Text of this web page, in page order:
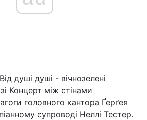
душі душі - вічнозелені
Концерт між стінами
головного кантора Ґерґея
супроводі Неллі Тестер.